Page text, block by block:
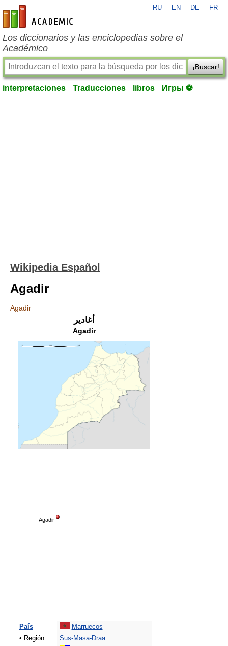
es-academic.com
RU EN DE FR
Los diccionarios y las enciclopedias sobre el
Académico
¡Buscar!
interpretaciones Traducciones libros Игры ⚽
Wikipedia Español
Agadir
Agadir
أغادير
Agadir
Agadir
País
Marruecos
• Región
Sus-Masa-Draa